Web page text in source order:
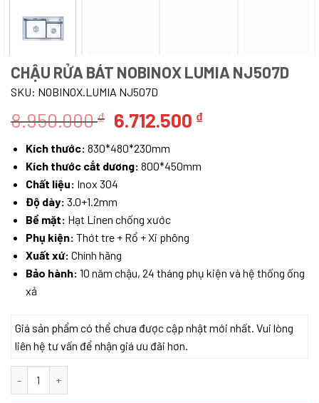
CHẬU RỬA BÁT NOBINOX LUMIA NJ507D
SKU: NOBINOX.LUMIA NJ507D
8.950.000₫ Giá
gốc
là:
8.950.000 ₫.
6.712.500 ₫Giá
Kích thước: 830*480*230mm
Kích thước cắt dương: 800*450mm
Chất liệu: Inox 304
Độ dày: 3.0+1.2mm
Bề mặt: Hạt Linen chống xước
Phụ kiện: Thớt tre + Rổ + Xi phông
Xuất xứ: Chính hãng
Bảo hành: 10 năm chậu, 24 tháng phụ kiện và hệ thống ống
xả
Giá sản phẩm có thể chưa được cập nhật mới nhất. Vui lòng
liên hệ tư vấn để nhận giá ưu đãi hơn.